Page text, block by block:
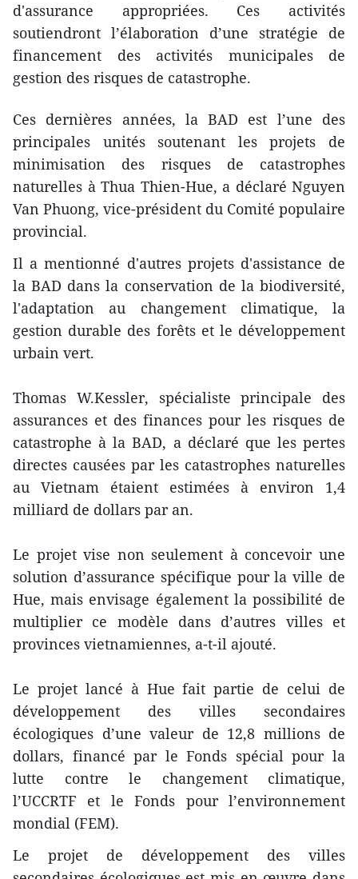
d'assurance appropriées. Ces activités
soutiendront l’élaboration d’une stratégie de
financement des activités municipales de
gestion des risques de catastrophe.
Ces dernières années, la BAD est l’une des
principales unités soutenant les projets de
minimisation des risques de catastrophes
naturelles à Thua Thien-Hue, a déclaré Nguyen
Van Phuong, vice-président du Comité populaire
provincial.
Il a mentionné d'autres projets d'assistance de
la BAD dans la conservation de la biodiversité,
l'adaptation au changement climatique, la
gestion durable des forêts et le développement
urbain vert.
Thomas W.Kessler, spécialiste principale des
assurances et des finances pour les risques de
catastrophe à la BAD, a déclaré que les pertes
directes causées par les catastrophes naturelles
au Vietnam étaient estimées à environ 1,4
milliard de dollars par an.
Le projet vise non seulement à concevoir une
solution d’assurance spécifique pour la ville de
Hue, mais envisage également la possibilité de
multiplier ce modèle dans d’autres villes et
provinces vietnamiennes, a-t-il ajouté.
Le projet lancé à Hue fait partie de celui de
développement des villes secondaires
écologiques d’une valeur de 12,8 millions de
dollars, financé par le Fonds spécial pour la
lutte contre le changement climatique,
l’UCCRTF et le Fonds pour l’environnement
mondial (FEM).
Le projet de développement des villes